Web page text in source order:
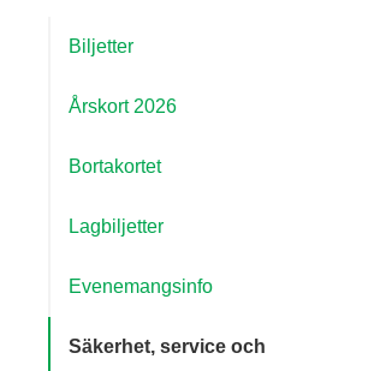
Biljetter
Årskort 2026
Bortakortet
Lagbiljetter
Evenemangsinfo
Säkerhet, service och